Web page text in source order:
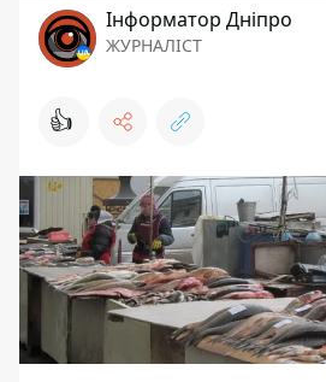
Інформатор Дніпро
ЖУРНАЛІСТ
👍